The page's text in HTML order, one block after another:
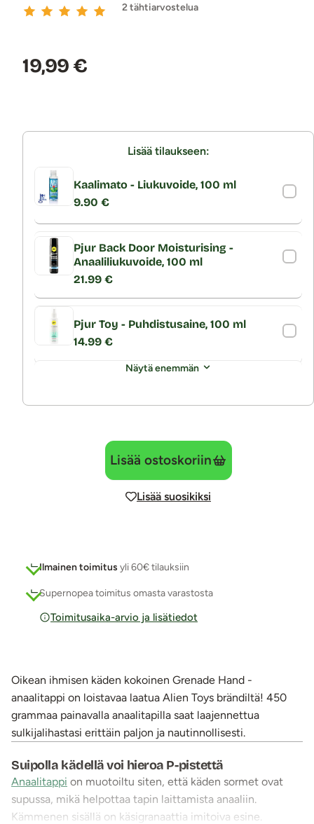
2 tähtiarvostelua
Hinta:
19,99 €
Lisää tilaukseen:
Kaalimato - Liukuvoide, 100 ml
9.90 €
Pjur Back Door Moisturising -
Anaaliliukuvoide, 100 ml
21.99 €
Pjur Toy - Puhdistusaine, 100 ml
14.99 €
Näytä enemmän
Lisää ostoskoriin
Lisää suosikiksi
Ilmainen toimitus yli 60€ tilauksiin
Supernopea toimitus omasta varastosta
Toimitusaika-arvio ja lisätiedot
Oikean ihmisen käden kokoinen Grenade Hand -
anaalitappi on loistavaa laatua Alien Toys brändiltä! 450
grammaa painavalla anaalitapilla saat laajennettua
sulkijalihastasi erittäin paljon ja nautinnollisesti.
Suipolla kädellä voi hieroa P-pistettä
Anaalitappi on muotoiltu siten, että käden sormet ovat
supussa, mikä helpottaa tapin laittamista anaaliin.
Kämmenen sisällä on käsigranaattia imitoiva esine.